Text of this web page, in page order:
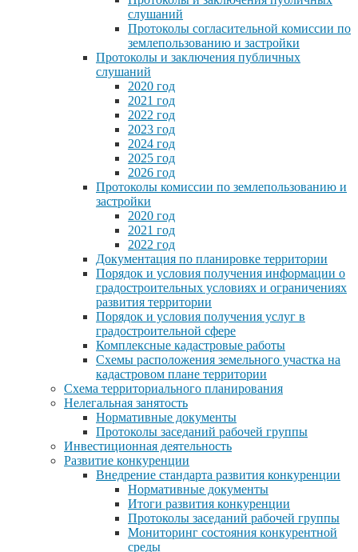
слушаний
Протоколы согласительной комиссии по
землепользованию и застройки
Протоколы и заключения публичных
слушаний
2020 год
2021 год
2022 год
2023 год
2024 год
2025 год
2026 год
Протоколы комиссии по землепользованию и
застройки
2020 год
2021 год
2022 год
Документация по планировке территории
Порядок и условия получения информации о
градостроительных условиях и ограничениях
развития территории
Порядок и условия получения услуг в
градостроительной сфере
Комплексные кадастровые работы
Схемы расположения земельного участка на
кадастровом плане территории
Схема территориального планирования
Нелегальная занятость
Нормативные документы
Протоколы заседаний рабочей группы
Инвестиционная деятельность
Развитие конкуренции
Внедрение стандарта развития конкуренции
Нормативные документы
Итоги развития конкуренции
Протоколы заседаний рабочей группы
Мониторинг состояния конкурентной
среды